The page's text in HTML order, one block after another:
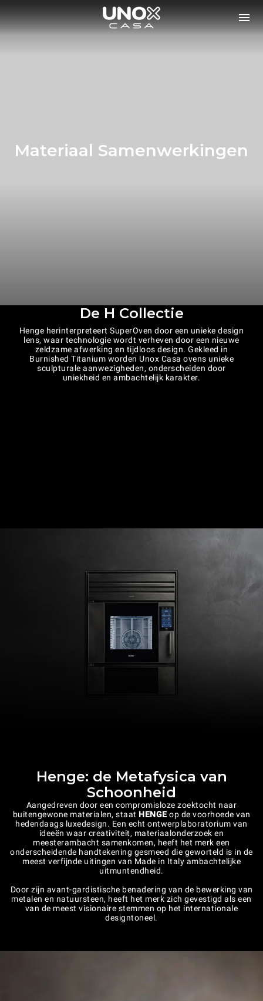
Materiaal Samenwerkingen
De H Collectie
Henge herinterpreteert SuperOven door een unieke design
lens, waar technologie wordt verheven door een nieuwe
zeldzame afwerking en tijdloos design. Gekleed in
Burnished Titanium worden Unox Casa ovens unieke
sculpturale aanwezigheden, onderscheiden door
uniekheid en ambachtelijk karakter.
Henge: de Metafysica van
Schoonheid
Aangedreven door een compromisloze zoektocht naar
buitengewone materialen, staat HENGE op de voorhoede van
hedendaags luxedesign. Een echt ontwerplaboratorium van
ideeën waar creativiteit, materiaalonderzoek en
meesterambacht samenkomen, heeft het merk een
onderscheidende handtekening gesmeed die geworteld is in de
meest verfijnde uitingen van Made in Italy ambachtelijke
uitmuntendheid.
Door zijn avant-gardistische benadering van de bewerking van
metalen en natuursteen, heeft het merk zich gevestigd als een
van de meest visionaire stemmen op het internationale
designtoneel.